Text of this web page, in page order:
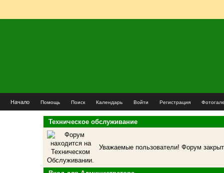
Начало Помощь Поиск Календарь Войти Регистрация
Техническое обслуживание
Уважаемые пользователи! Форум